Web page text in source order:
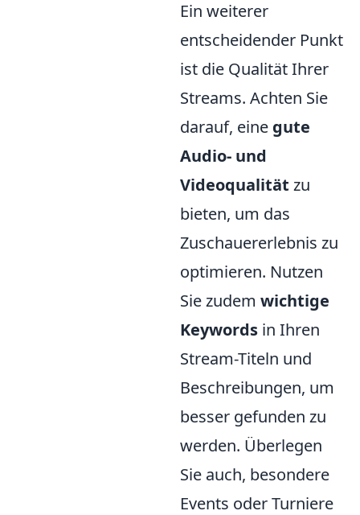
Ein weiterer
entscheidender Punkt
ist die Qualität Ihrer
Streams. Achten Sie
darauf, eine gute
Audio- und
Videoqualität zu
bieten, um das
Zuschauererlebnis zu
optimieren. Nutzen
Sie zudem wichtige
Keywords in Ihren
Stream-Titeln und
Beschreibungen, um
besser gefunden zu
werden. Überlegen
Sie auch, besondere
Events oder Turniere